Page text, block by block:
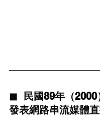
◼  民國89年（2000
發表網路串流媒體